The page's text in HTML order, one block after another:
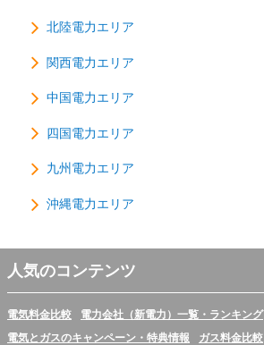
北陸電力エリア
関西電力エリア
中国電力エリア
四国電力エリア
九州電力エリア
沖縄電力エリア
人気のコンテンツ
電気料金比較
電力会社（新電力）一覧・ランキング
電気とガスのキャンペーン・特典情報
ガス料金比較